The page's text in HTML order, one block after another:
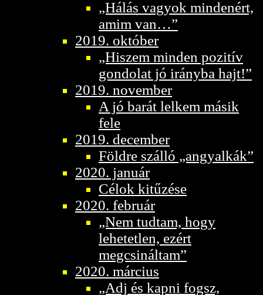
„Hálás vagyok mindenért,
amim van…”
2019. október
„Hiszem minden pozitív
gondolat jó irányba hajt!”
2019. november
A jó barát lelkem másik
fele
2019. december
Földre szálló „angyalkák”
2020. január
Célok kitűzése
2020. február
„Nem tudtam, hogy
lehetetlen, ezért
megcsináltam”
2020. március
„Adj és kapni fogsz,